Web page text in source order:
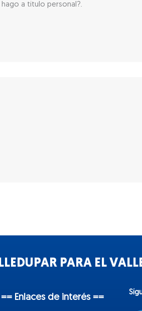
a título personal?.
PARA EL
== Enlaces de interés ==